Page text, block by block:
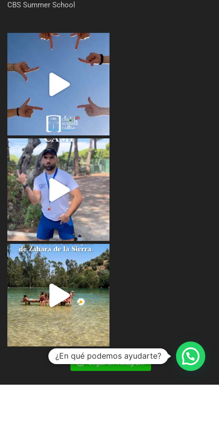
CBS Summer School
Seguir en Instagram
¿En qué podemos ayudarte?